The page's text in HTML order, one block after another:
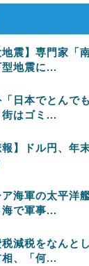
地震】専門家「
地震に...
日本でとんで
街はゴミ...
報】ドル円、年
ア海軍の太平洋
海で軍事...
減税をなんと
、「何...